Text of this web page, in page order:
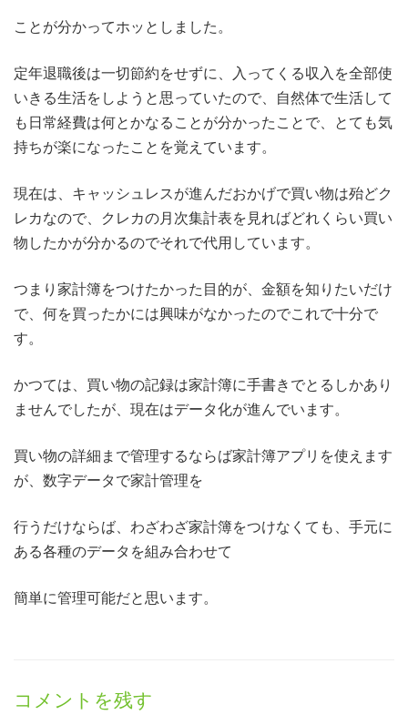
ことが分かってホッとしました。
定年退職後は一切節約をせずに、入ってくる収入を全部使
いきる生活をしようと思っていたので、自然体で生活して
も日常経費は何とかなることが分かったことで、とても気
持ちが楽になったことを覚えています。
現在は、キャッシュレスが進んだおかげで買い物は殆どク
レカなので、クレカの月次集計表を見ればどれくらい買い
物したかが分かるのでそれで代用しています。
つまり家計簿をつけたかった目的が、金額を知りたいだけ
で、何を買ったかには興味がなかったのでこれで十分で
す。
かつては、買い物の記録は家計簿に手書きでとるしかあり
ませんでしたが、現在はデータ化が進んでいます。
買い物の詳細まで管理するならば家計簿アプリを使えます
が、数字データで家計管理を
行うだけならば、わざわざ家計簿をつけなくても、手元に
ある各種のデータを組み合わせて
簡単に管理可能だと思います。
コメントを残す